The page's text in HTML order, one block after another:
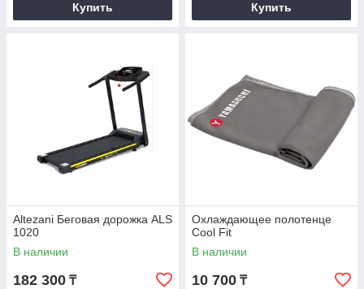
Купить Купить
Altezani Беговая дорожка ALS
1020
В наличии
182 300 ₸
Охлаждающее полотенце
Cool Fit
В наличии
10 700 ₸